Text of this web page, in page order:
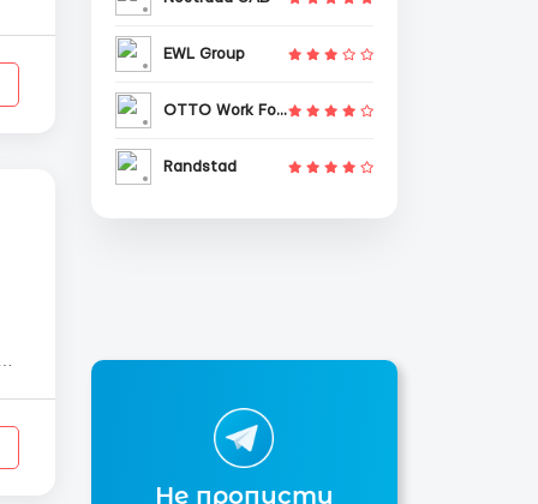
EWL Group
OTTO Work Force
Randstad
Не пропусти